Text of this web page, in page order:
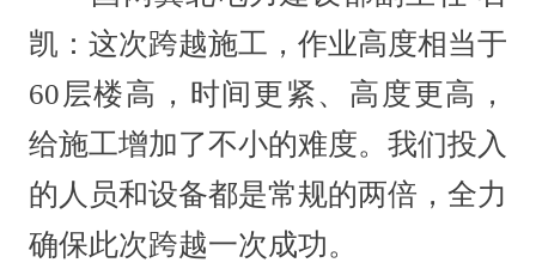
凯：这次跨越施工，作业高度相当于
60层楼高，时间更紧、高度更高，
给施工增加了不小的难度。我们投入
的人员和设备都是常规的两倍，全力
确保此次跨越一次成功。